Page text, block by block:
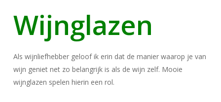
Wijnglazen
Als wijnliefhebber geloof ik erin dat de manier waarop je van
wijn geniet net zo belangrijk is als de wijn zelf. Mooie
wijnglazen spelen hierin een rol.